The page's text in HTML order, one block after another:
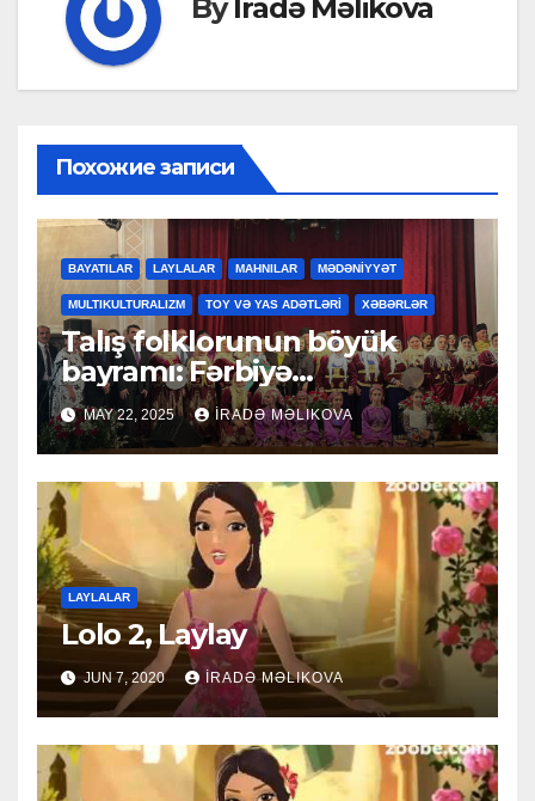
Byİradə Məlikova
Похожие записи
BAYATILAR LAYLALAR MAHNILAR MƏDƏNİYYƏT
MULTIKULTURALIZM TOY VƏ YAS ADƏTLƏRİ XƏBƏRLƏR
Talış folklorunun böyük
bayramı: Fərbiyə
Şabanovanın 85 illik yubileyi
və “Əvəsor” kollektivinin 60
yaşı
MAY 22, 2025 İRADƏ MƏLIKOVA
LAYLALAR
Lolo 2, Laylay
JUN 7, 2020 İRADƏ MƏLIKOVA